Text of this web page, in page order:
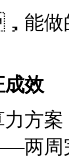
能做
效
方案
两周